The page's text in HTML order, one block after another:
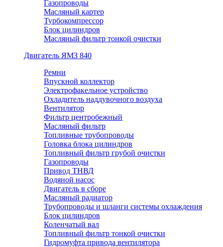
Газопроводы
Масляный картер
Турбокомпрессор
Блок цилиндров
Масляный фильтр тонкой очистки
Двигатель ЯМЗ 840
Ремни
Впускной коллектор
Электрофакельное устройство
Охладитель наддувочного воздуха
Вентилятор
Фильтр центробежный
Масляный фильтр
Топливные трубопроводы
Головка блока цилиндров
Топливный фильтр грубой очистки
Газопроводы
Привод ТНВД
Водяной насос
Двигатель в сборе
Масляный радиатор
Трубопроводы и шланги системы охлаждения
Блок цилиндров
Коленчатый вал
Топливный фильтр тонкой очистки
Гидромуфта привода вентилятора